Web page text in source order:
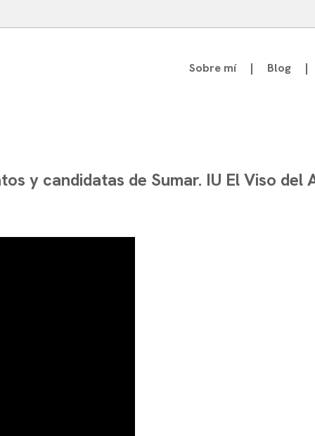
Sobre mí Blog
y candidatas de Sumar. IU El Viso del